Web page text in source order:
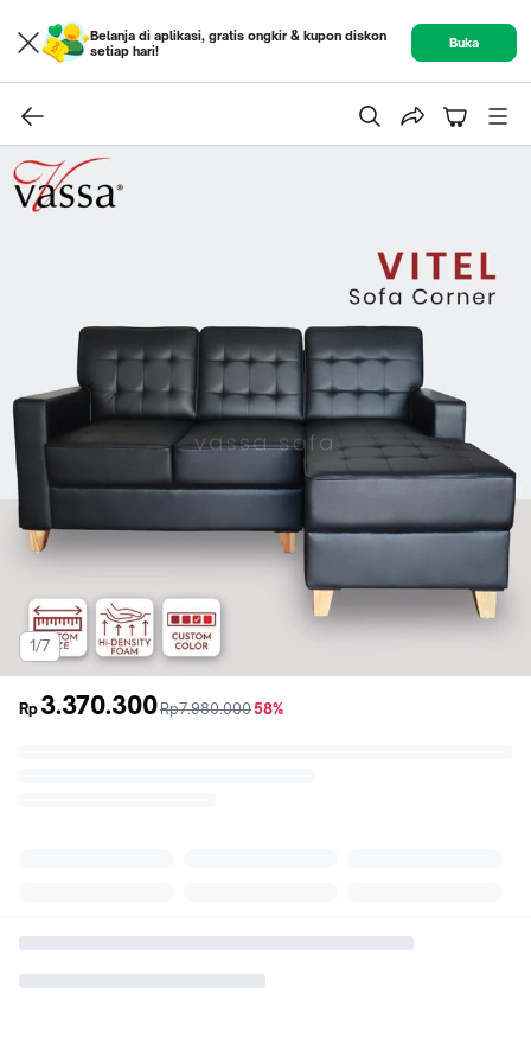
Belanja di aplikasi, gratis ongkir & kupon diskon
setiap hari!
Buka
1/7
Rp 3.370.300sebelum
Rp7.980.000diskon
58%